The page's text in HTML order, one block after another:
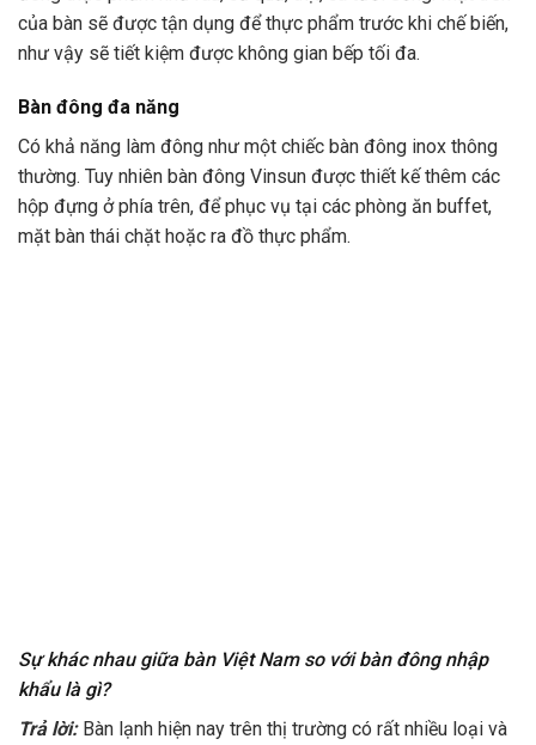
của bàn sẽ được tận dụng để thực phẩm trước khi chế biến,
như vậy sẽ tiết kiệm được không gian bếp tối đa.
Bàn đông đa năng
Có khả năng làm đông như một chiếc bàn đông inox thông
thường. Tuy nhiên bàn đông Vinsun được thiết kế thêm các
hộp đựng ở phía trên, để phục vụ tại các phòng ăn buffet,
mặt bàn thái chặt hoặc ra đồ thực phẩm.
Sự khác nhau giữa bàn Việt Nam so với bàn đông nhập
khẩu là gì?
Trả lời: Bàn lạnh hiện nay trên thị trường có rất nhiều loại và